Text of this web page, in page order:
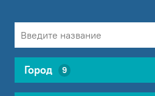
Город 9